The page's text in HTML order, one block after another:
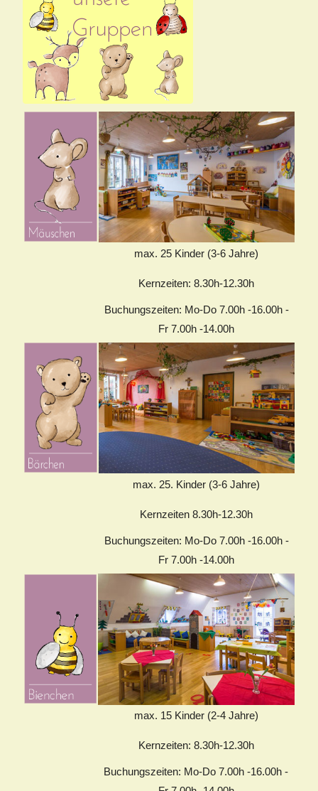
max. 25 Kinder (3-6 Jahre)
Kernzeiten: 8.30h-12.30h
Buchungszeiten: Mo-Do 7.00h -16.00h -
Fr 7.00h -14.00h
max. 25. Kinder (3-6 Jahre)
Kernzeiten 8.30h-12.30h
Buchungszeiten: Mo-Do 7.00h -16.00h -
Fr 7.00h -14.00h
max. 15 Kinder (2-4 Jahre)
Kernzeiten: 8.30h-12.30h
Buchungszeiten: Mo-Do 7.00h -16.00h -